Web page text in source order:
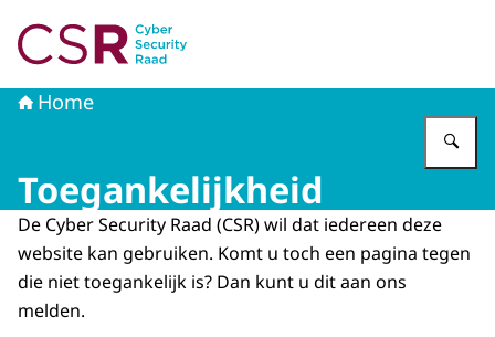
Home
Toegankelijkheid
De Cyber Security Raad (CSR) wil dat iedereen deze
website kan gebruiken. Komt u toch een pagina tegen
die niet toegankelijk is? Dan kunt u dit aan ons
melden.